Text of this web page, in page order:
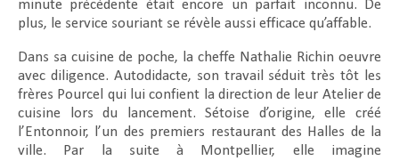
minute précédente était encore un parfait inconnu. De
plus, le service souriant se révèle aussi efficace qu’affable.
Dans sa cuisine de poche, la cheffe Nathalie Richin oeuvre
avec diligence. Autodidacte, son travail séduit très tôt les
frères Pourcel qui lui confient la direction de leur Atelier de
cuisine lors du lancement. Sétoise d’origine, elle créé
l’Entonnoir, l’un des premiers restaurant des Halles de la
ville. Par la suite à Montpellier, elle imagine